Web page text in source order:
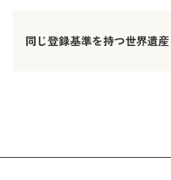
同じ登録基準を持つ世界遺産